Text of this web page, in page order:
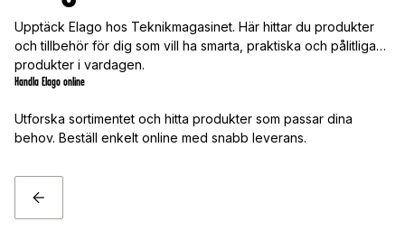
Upptäck Elago hos Teknikmagasinet. Här hittar du produkter
och tillbehör för dig som vill ha smarta, praktiska och pålitliga
produkter i vardagen.
Handla Elago online
Utforska sortimentet och hitta produkter som passar dina
behov. Beställ enkelt online med snabb leverans.
TILLBAKA